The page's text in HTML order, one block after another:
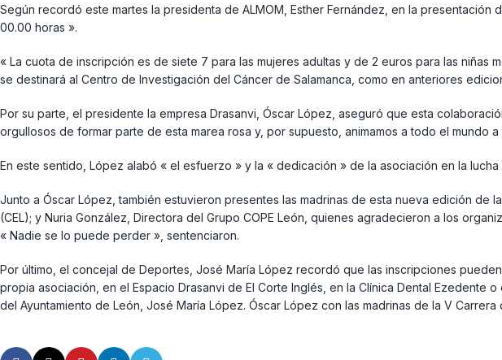
Según recordó este martes la presidenta de ALMOM, Esther Fernández, en la
00.00 horas ».
« La cuota de inscripción es de siete 7 para las mujeres adultas y de 2 euros para las
se destinará al Centro de Investigación del Cáncer de Salamanca, como en anteriores
Por su parte, el presidente la empresa Drasanvi, Óscar López, aseguró que esta
orgullosos de formar parte de esta marea rosa y, por supuesto, animamos a todo el mundo a
En este sentido, López alabó « el esfuerzo » y la « dedicación » de la asociación en la
Junto a Óscar López, también estuvieron presentes las madrinas de esta nueva edición de
(CEL); y Nuria González, Directora del Grupo COPE León, quienes agradecieron a los
« Nadie se lo puede perder », sentenciaron.
Por último, el concejal de Deportes, José María López recordó que las inscripciones
propia asociación, en el Espacio Drasanvi de El Corte Inglés, en la Clínica Dental
del Ayuntamiento de León, José María López. Óscar López con las madrinas de la V